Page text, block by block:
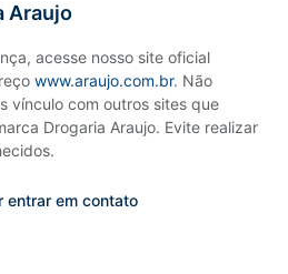
Araujo
acesse nosso site oficial
www.araujo.com.br. Não
vínculo com outros sites que
Drogaria Araujo. Evite realizar
entrar em contato